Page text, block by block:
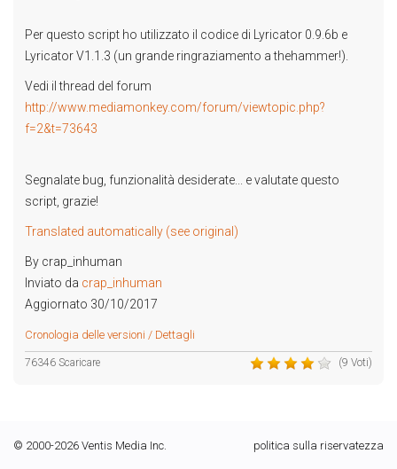
Per questo script ho utilizzato il codice di Lyricator 0.9.6b e
Lyricator V1.1.3 (un grande ringraziamento a thehammer!).
Vedi il thread del forum
http://www.mediamonkey.com/forum/viewtopic.php?
f=2&t=73643
Segnalate bug, funzionalità desiderate... e valutate questo
script, grazie!
Translated automatically (see original)
By crap_inhuman
Inviato da crap_inhuman
Aggiornato 30/10/2017
Cronologia delle versioni / Dettagli
(9 Voti)
76346 Scaricare
© 2000-2026 Ventis Media Inc. politica sulla riservatezza